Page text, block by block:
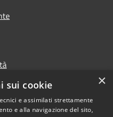
×
sui cookie
e assimilati strettamente
e alla navigazione del sito,